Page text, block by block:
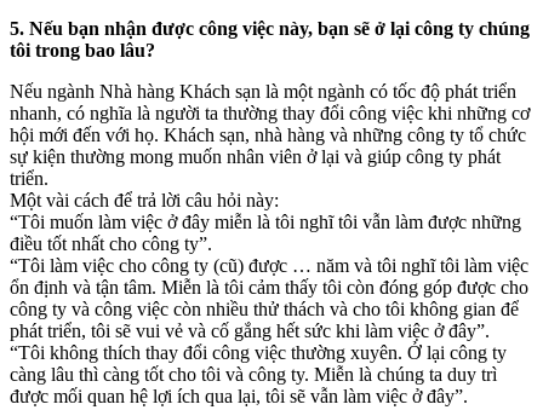
5. Nếu bạn nhận được công việc này, bạn sẽ ở lại công ty chúng
tôi trong bao lâu?
Nếu ngành Nhà hàng Khách sạn là một ngành có tốc độ phát triển
nhanh, có nghĩa là người ta thường thay đổi công việc khi những cơ
hội mới đến với họ. Khách sạn, nhà hàng và những công ty tổ chức
sự kiện thường mong muốn nhân viên ở lại và giúp công ty phát
triển.
Một vài cách để trả lời câu hỏi này:
“Tôi muốn làm việc ở đây miễn là tôi nghĩ tôi vẫn làm được những
điều tốt nhất cho công ty”.
“Tôi làm việc cho công ty (cũ) được … năm và tôi nghĩ tôi làm việc
ổn định và tận tâm. Miễn là tôi cảm thấy tôi còn đóng góp được cho
công ty và công việc còn nhiều thử thách và cho tôi không gian để
phát triển, tôi sẽ vui vẻ và cố gắng hết sức khi làm việc ở đây”.
“Tôi không thích thay đổi công việc thường xuyên. Ở lại công ty
càng lâu thì càng tốt cho tôi và công ty. Miễn là chúng ta duy trì
được mối quan hệ lợi ích qua lại, tôi sẽ vẫn làm việc ở đây”.